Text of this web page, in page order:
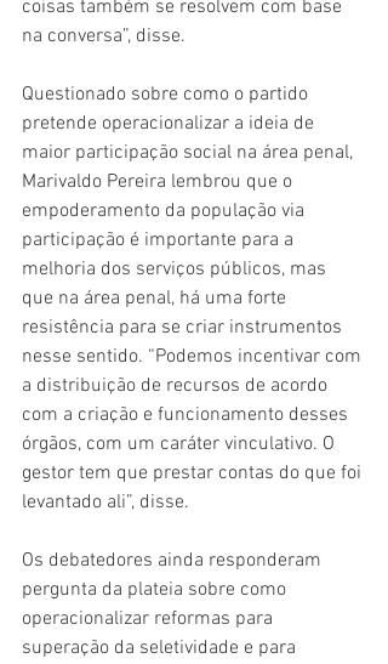
coisas também se resolvem com base
na conversa”, disse.
Questionado sobre como o partido
pretende operacionalizar a ideia de
maior participação social na área penal,
Marivaldo Pereira lembrou que o
empoderamento da população via
participação é importante para a
melhoria dos serviços públicos, mas
que na área penal, há uma forte
resistência para se criar instrumentos
nesse sentido. “Podemos incentivar com
a distribuição de recursos de acordo
com a criação e funcionamento desses
órgãos, com um caráter vinculativo. O
gestor tem que prestar contas do que foi
levantado ali”, disse.
Os debatedores ainda responderam
pergunta da plateia sobre como
operacionalizar reformas para
superação da seletividade e para